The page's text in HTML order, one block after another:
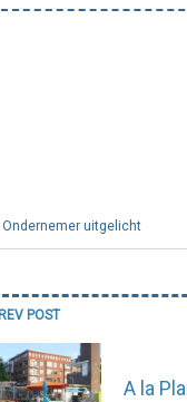
Ondernemer uitgelicht
POST
A la